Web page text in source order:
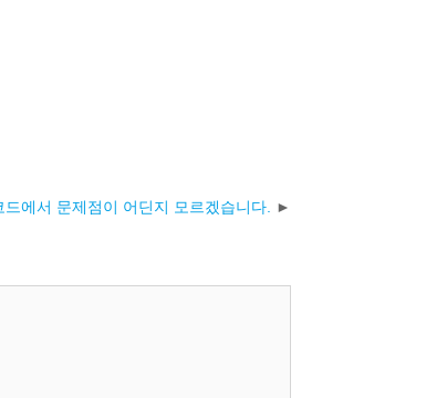
에서 문제점이 어딘지 모르겠습니다.